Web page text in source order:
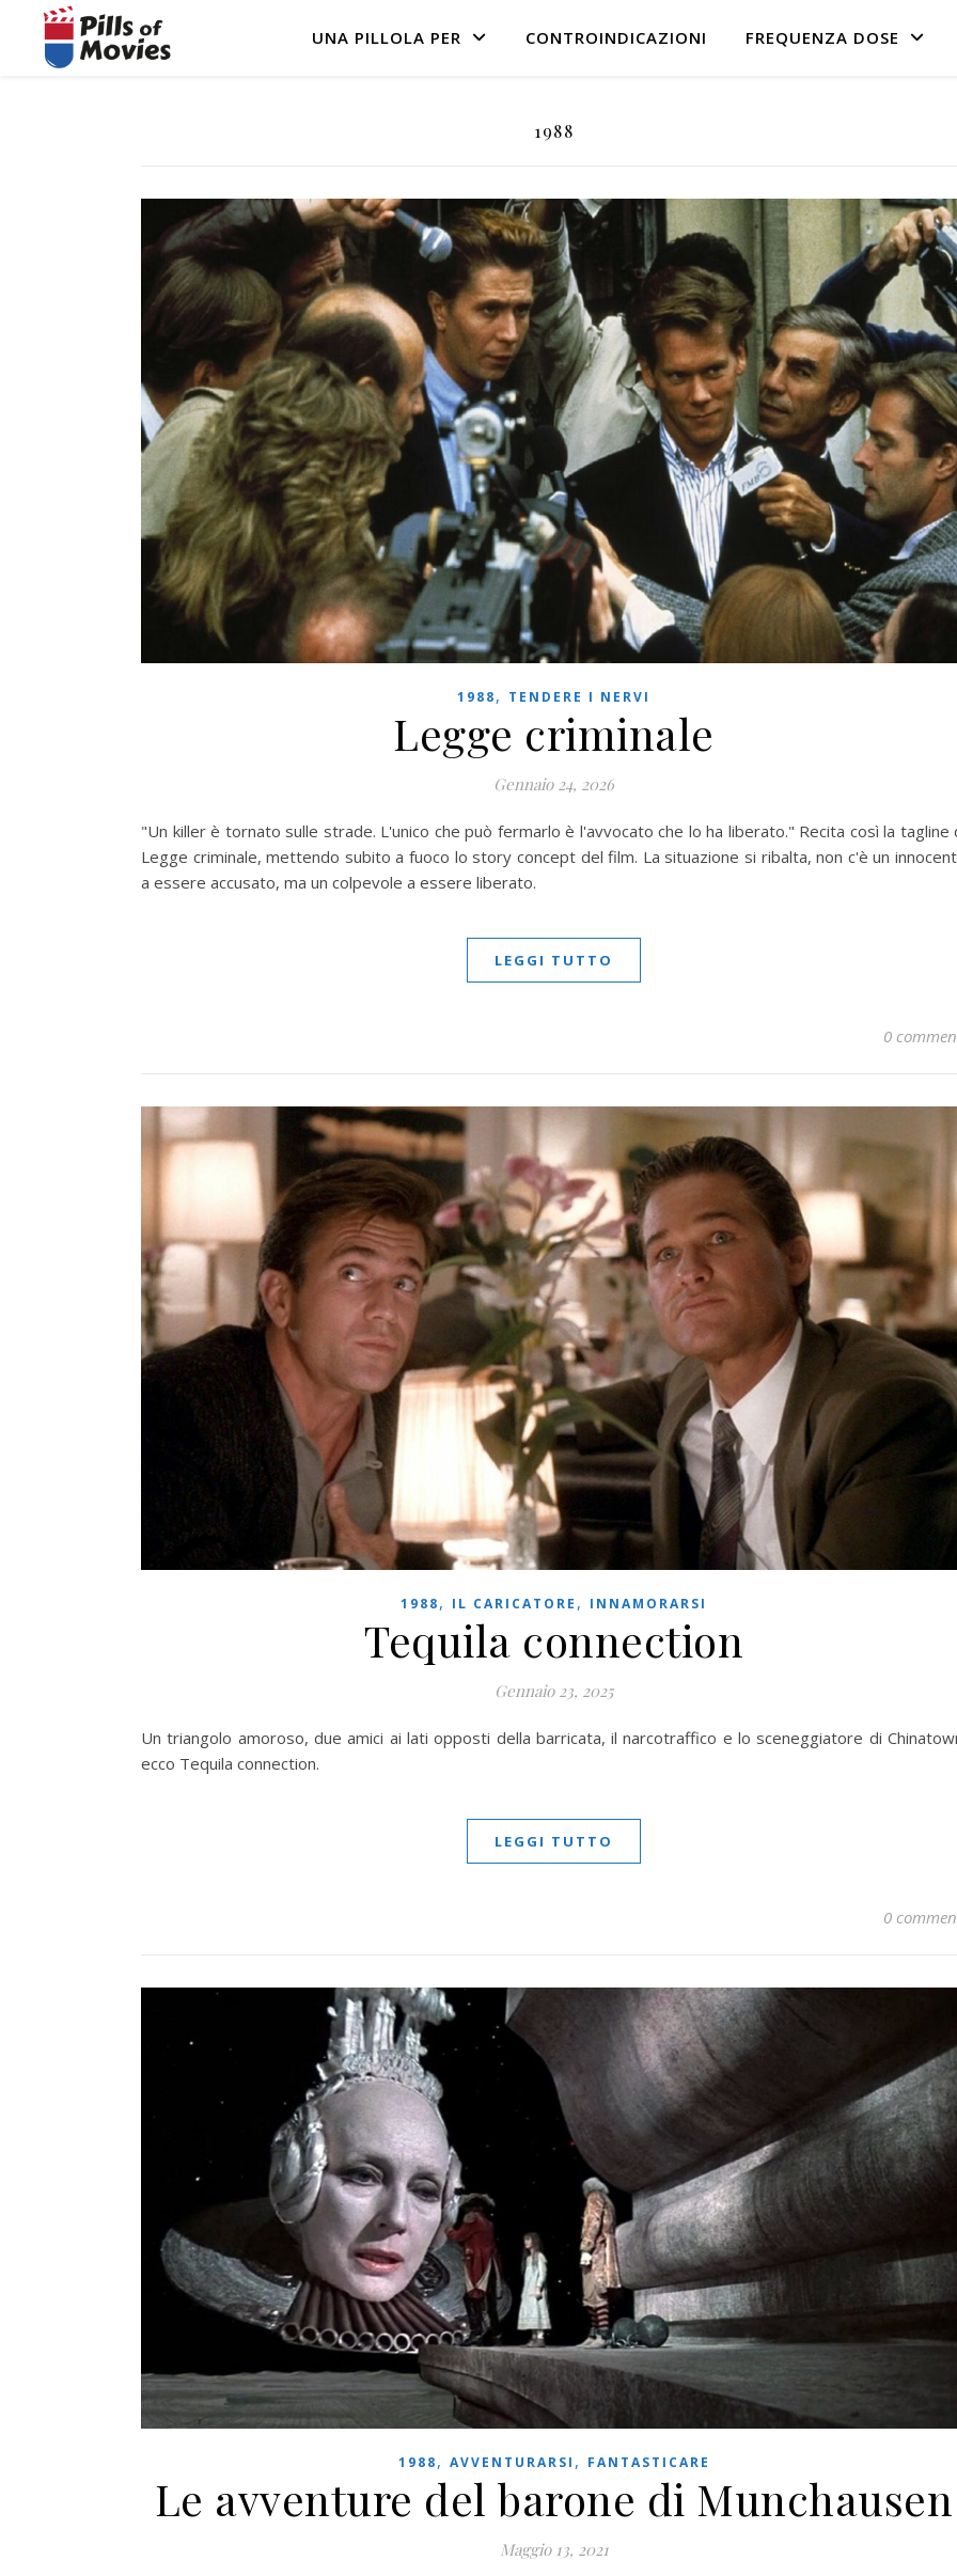
UNA PILLOLA PER CONTROINDICAZIONI FREQUENZA DOSE
1988
1988, TENDERE I NERVI
Legge criminale
Gennaio 24, 2026
"Un killer è tornato sulle strade. L'unico che può fermarlo è l'avvocato che lo ha liberato." Recita così la tagline
Legge criminale, mettendo subito a fuoco lo story concept del film. La situazione si ribalta, non c'è un
a essere accusato, ma un colpevole a essere liberato.
LEGGI TUTTO
0
1988, IL CARICATORE , INNAMORARSI
Tequila connection
Gennaio 23, 2025
Un triangolo amoroso, due amici ai lati opposti della barricata, il narcotraffico e lo sceneggiatore di
ecco Tequila connection.
LEGGI TUTTO
0
1988, AVVENTURARSI , FANTASTICARE
Le avventure del barone di Munchausen
Maggio 13, 2021